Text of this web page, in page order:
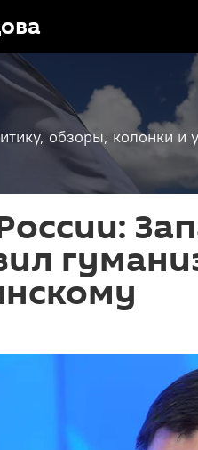
обзоры, колонки и